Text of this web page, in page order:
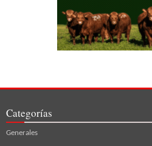
Categorías
Generales